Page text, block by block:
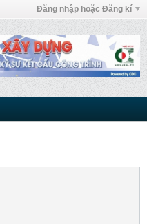
Đăng nhập hoặc Đăng kí